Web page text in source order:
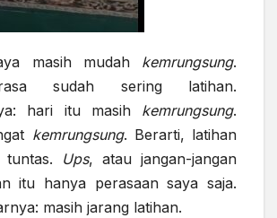
masih mudah kemrungsung.
sudah sering latihan.
hari itu masih kemrungsung.
kemrungsung. Berarti, latihan
Ups, atau jangan-jangan
itu hanya perasaan saya saja.
masih jarang latihan.